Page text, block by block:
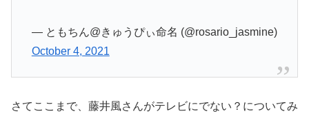
— ともちん@きゅうぴぃ命名 (@rosario_jasmine)
October 4, 2021
さてここまで、藤井風さんがテレビにでない？についてみ